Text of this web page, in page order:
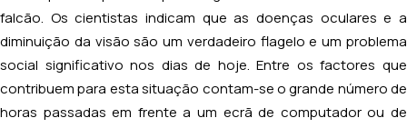
falcão. Os cientistas indicam que as doenças oculares e a
diminuição da visão são um verdadeiro flagelo e um problema
social significativo nos dias de hoje. Entre os factores que
contribuem para esta situação contam-se o grande número de
horas passadas em frente a um ecrã de computador ou de